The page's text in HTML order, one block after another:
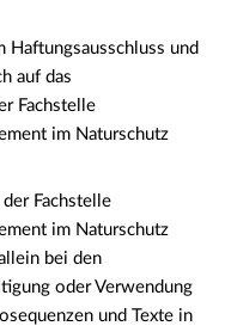
und
auf das
Fachstelle
im Naturschutz
Fachstelle
im Naturschutz
bei den
oder Verwendung
und Texte in